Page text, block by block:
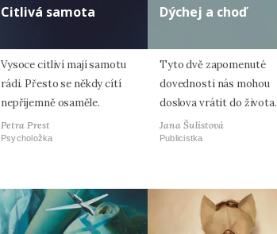
Citlivá samota
Vysoce citliví mají samotu
rádi. Přesto se někdy cítí
nepříjemně osaměle.
Petra Prest
Psycholožka
Dýchej a choď
Tyto dvě zapomenuté
dovednosti nás mohou
doslova vrátit do života.
Jana Šulistová
Publicistka